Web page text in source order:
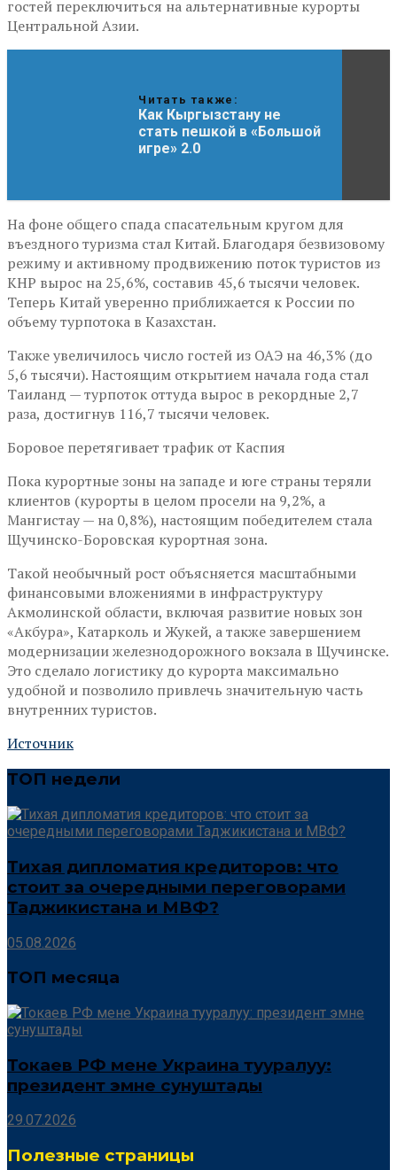
гостей переключиться на альтернативные курорты
Центральной Азии.
Читать также:
Как Кыргызстану не
стать пешкой в «Большой
игре» 2.0
На фоне общего спада спасательным кругом для
въездного туризма стал Китай. Благодаря безвизовому
режиму и активному продвижению поток туристов из
КНР вырос на 25,6%, составив 45,6 тысячи человек.
Теперь Китай уверенно приближается к России по
объему турпотока в Казахстан.
Также увеличилось число гостей из ОАЭ на 46,3% (до
5,6 тысячи). Настоящим открытием начала года стал
Таиланд — турпоток оттуда вырос в рекордные 2,7
раза, достигнув 116,7 тысячи человек.
Боровое перетягивает трафик от Каспия
Пока курортные зоны на западе и юге страны теряли
клиентов (курорты в целом просели на 9,2%, а
Мангистау — на 0,8%), настоящим победителем стала
Щучинско-Боровская курортная зона.
Такой необычный рост объясняется масштабными
финансовыми вложениями в инфраструктуру
Акмолинской области, включая развитие новых зон
«Акбура», Катарколь и Жукей, а также завершением
модернизации железнодорожного вокзала в Щучинске.
Это сделало логистику до курорта максимально
удобной и позволило привлечь значительную часть
внутренних туристов.
Источник
ТОП недели
Тихая дипломатия кредиторов: что
стоит за очередными переговорами
Таджикистана и МВФ?
05.08.2026
ТОП месяца
Токаев РФ мене Украина тууралуу:
президент эмне сунуштады
29.07.2026
Полезные страницы